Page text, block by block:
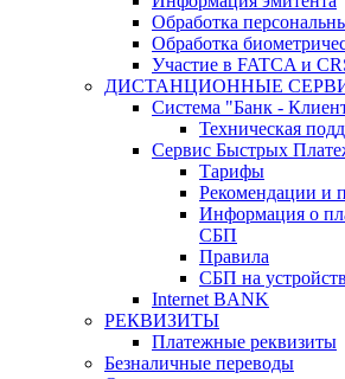
Обработка
Обработка
Участие в FATCA и
ДИСТАНЦИОННЫЕ
Система "Банк -
Техническая
Сервис Быстрых
Тарифы
Рекомендации и
Информация о
СБП
Правила
СБП на
Internet BANK
РЕКВИЗИТЫ
Платежные реквизиты
Безналичные переводы